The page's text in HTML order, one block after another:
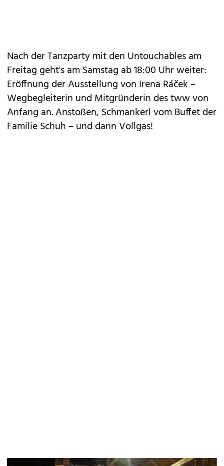
Nach der Tanzparty mit den Untouchables am
Freitag geht's am Samstag ab 18:00 Uhr weiter:
Eröffnung der Ausstellung von Irena Ráček –
Wegbegleiterin und Mitgründerin des tww von
Anfang an. Anstoßen, Schmankerl vom Buffet der
Familie Schuh – und dann Vollgas!